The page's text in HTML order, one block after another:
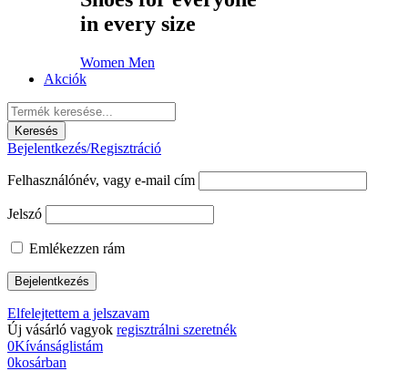
in every size
Women Men
Akciók
Bejelentkezés/Regisztráció
Felhasználónév, vagy e-mail cím
Jelszó
Emlékezzen rám
Elfelejtettem a jelszavam
Új vásárló vagyok regisztrálni szeretnék
0Kívánságlistám
0kosárban